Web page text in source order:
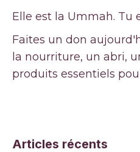
Elle est la Ummah. Tu
Faites un don
la nourriture, un abri,
produits essentiels
Articles récents